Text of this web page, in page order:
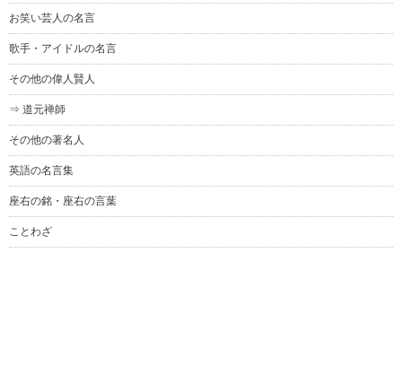
お笑い芸人の名言
歌手・アイドルの名言
その他の偉人賢人
⇒ 道元禅師
その他の著名人
英語の名言集
座右の銘・座右の言葉
ことわざ